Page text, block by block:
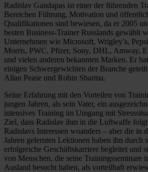
Radislav Gandapas ist einer der führenden
Bereichen Führung, Motivation und
Qualifikationen sind bewiesen, da er 2005
besten Business-Trainer Russlands gewählt
Unternehmen wie Microsoft, Wrigley’s,
Morris, PWC, Pfizer, Sony, DHL, Amway,
und vielen anderen bekannten Marken. Er
einigen Schwergewichten der Branche
Allan Pease und Robin Sharma.
Seine Erfahrung mit den Vorteilen von
jungen Jahren, als sein Vater, ein
intensives Training im Umgang mit
Ziel, dass Radislav ihm in die Luftwaffe
Radislavs Interessen woanders – aber die in
Jahren gelernten Lektionen haben ihn durch
erfolgreiche Geschäftskarriere begleitet und
von Menschen, die seine Trainingsseminare
Ausland besucht haben, als vorteilhaft